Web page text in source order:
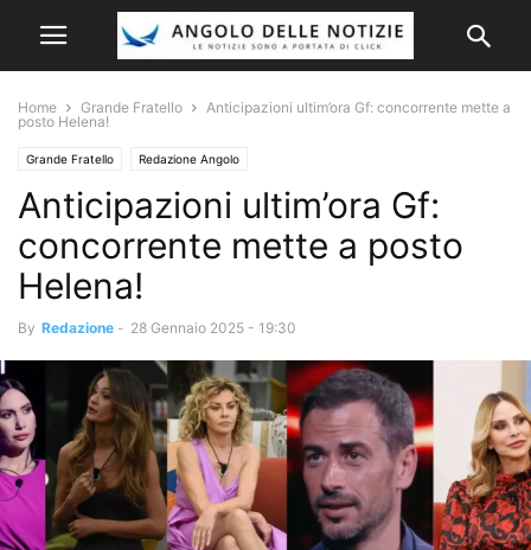
Home Grande Fratello
Anticipazioni ultim’ora Gf: concorrente mette a
posto Helena!
Grande Fratello Redazione Angolo
Anticipazioni ultim’ora Gf:
concorrente mette a posto
Helena!
By Redazione - 28 Gennaio 2025 - 19:30